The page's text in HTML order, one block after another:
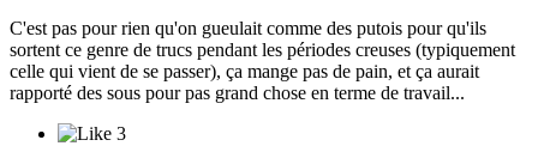
C'est pas pour rien qu'on gueulait comme des putois pour qu'ils
sortent ce genre de trucs pendant les périodes creuses (typiquement
celle qui vient de se passer), ça mange pas de pain, et ça aurait
rapporté des sous pour pas grand chose en terme de travail...
3